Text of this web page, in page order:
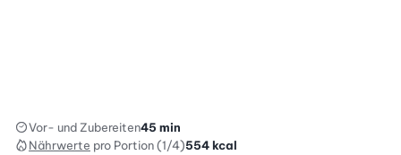
Vor- und Zubereiten45 min
Nährwerte pro Portion (1/4)554kcal